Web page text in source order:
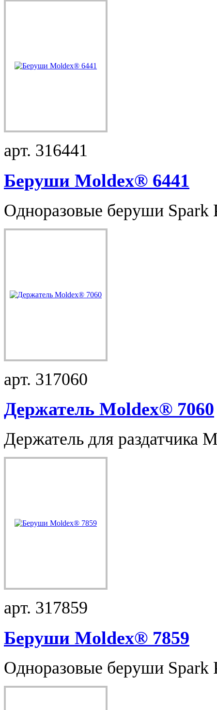
арт. 316441
Беруши Moldex® 6441
Одноразовые беруши Spark
арт. 317060
Держатель Moldex® 7060
Держатель для раздатчика
арт. 317859
Беруши Moldex® 7859
Одноразовые беруши Spark